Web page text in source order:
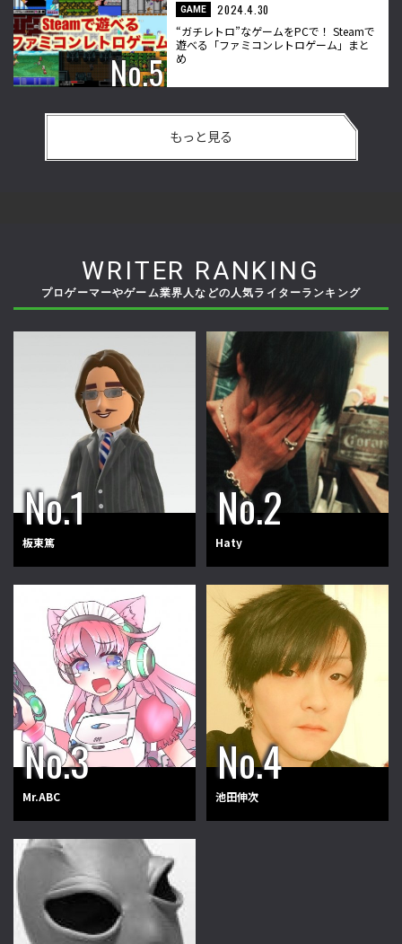
GAME
2024.4.30
“ガチレトロ”なゲームをPCで！ Steamで
遊べる「ファミコンレトロゲーム」まと
め
もっと見る
WRITER RANKING
プロゲーマーやゲーム業界人などの人気ライターランキング
板東篤 Haty
Mr.ABC 池田伸次